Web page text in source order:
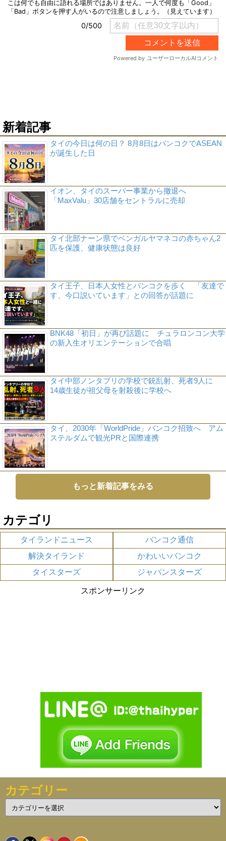
新着記事
タイの今日は何の日？ 8月8日はバンコクでASEAN
が誕生した日
イオン、タイのスーパー事業から撤退へ
「MaxValu」30店舗をセントラルに売却
タイ北部ナーン県でベンガルヤマネコの赤ちゃん2
匹を保護、健康状態は良好
タイ王子、日本人女性とバンコクを歩く 「友達で
す、今口説いています」との回答が話題に
BNK48「初日」が再び話題に チュラロンコン大学
の新入生オリエンテーションで合唱
タイ中部ノンタブリの学校で銃乱射、死者9人に
14歳生徒が祖父母を射殺後に学校へ
タイ、2030年「WorldPride」バンコク招致へ アム
ステルダムで観光PRと国際連携
もっと新着記事をみる
カテゴリ
タイランドニュース
バンコク通信
解決タイランド
かわいいバンコク
タイスターズ
ジャパンスターズ
スポンサーリンク
カテゴリー
テ
リ